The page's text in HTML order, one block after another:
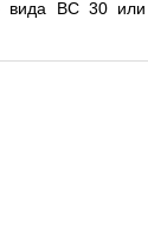
вида BC 30